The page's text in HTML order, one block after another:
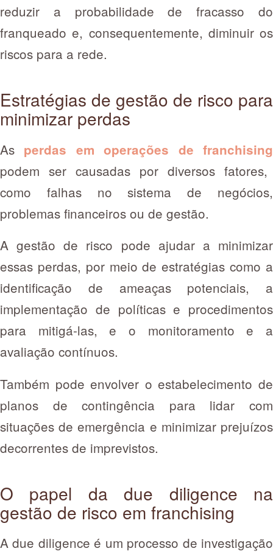
reduzir a probabilidade de fracasso do
franqueado e, consequentemente, diminuir os
riscos para a rede.
Estratégias de gestão de risco para
minimizar perdas
As perdas em operações de franchising
podem ser causadas por diversos fatores,
como falhas no sistema de negócios,
problemas financeiros ou de gestão.
A gestão de risco pode ajudar a minimizar
essas perdas, por meio de estratégias como a
identificação de ameaças potenciais, a
implementação de políticas e procedimentos
para mitigá-las, e o monitoramento e a
avaliação contínuos.
Também pode envolver o estabelecimento de
planos de contingência para lidar com
situações de emergência e minimizar prejuízos
decorrentes de imprevistos.
O papel da due diligence na
gestão de risco em franchising
A due diligence é um processo de investigação